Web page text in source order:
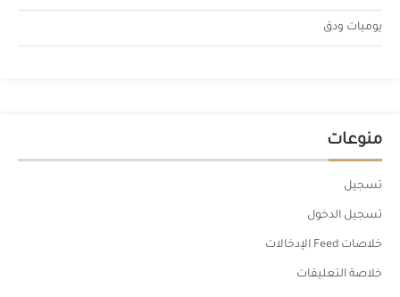
يوميات ودق
منوعات
تسجيل
تسجيل الدخول
خلاصات Feed الإدخالات
خلاصة التعليقات